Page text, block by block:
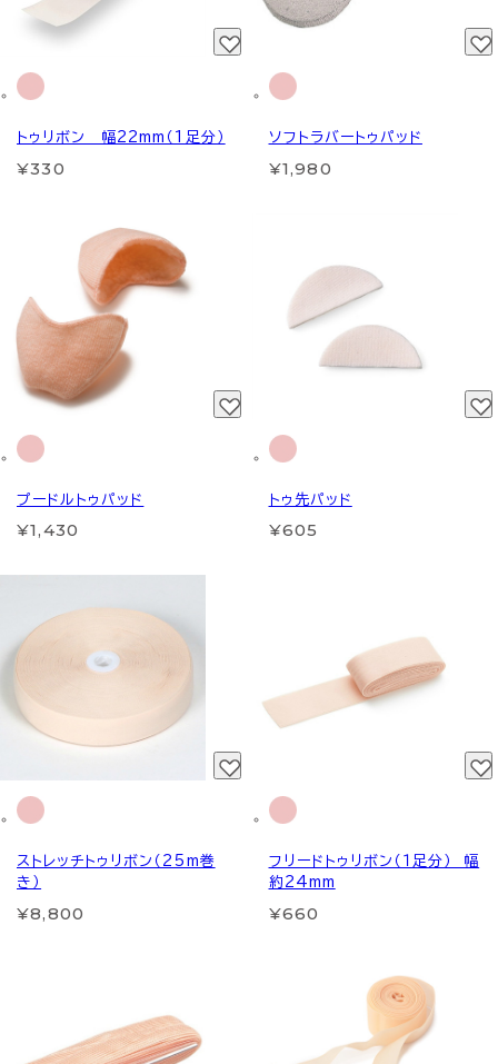
トゥリボン 幅22mm（1足分）
¥330
ソフトラバートゥパッド
¥1,980
プードルトゥパッド
¥1,430
トゥ先パッド
¥605
ストレッチトゥリボン（25m巻
き）
¥8,800
フリードトゥリボン（１足分） 幅
約24mm
¥660